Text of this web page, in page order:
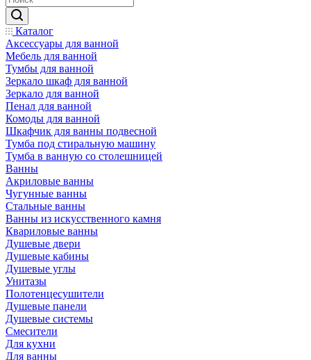
Каталог
Аксессуары для ванной
Мебель для ванной
Тумбы для ванной
Зеркало шкаф для ванной
Зеркало для ванной
Пенал для ванной
Комоды для ванной
Шкафчик для ванны подвесной
Тумба под стиральную машину
Тумба в ванную со столешницей
Ванны
Акриловые ванны
Чугунные ванны
Стальные ванны
Ванны из искусственного камня
Квариловые ванны
Душевые двери
Душевые кабины
Душевые углы
Унитазы
Полотенцесушители
Душевые панели
Душевые системы
Смесители
Для кухни
Для ванны